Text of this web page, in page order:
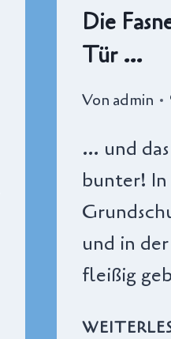
Die
Tür …
Von admin
… und
bunter!
und in
fleißig